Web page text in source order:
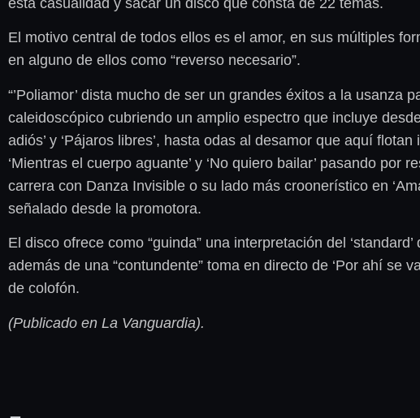
El motivo central de todos ellos es el amor, en sus múltiples
en alguno de ellos como “reverso necesario”.
“’Poliamor’ dista mucho de ser un grandes éxitos a la usanza
caleidoscópico cubriendo un amplio espectro que incluye
adiós’ y ‘Pájaros libres’, hasta odas al desamor que aquí
‘Mientras el cuerpo aguante’ y ‘No quiero bailar’ pasando
carrera con Danza Invisible o su lado más croonerístico en
señalado desde la promotora.
El disco ofrece como “guinda” una interpretación del ‘standard’
además de una “contundente” toma en directo de ‘Por ahí se
de colofón.
(Publicado en La Vanguardia).